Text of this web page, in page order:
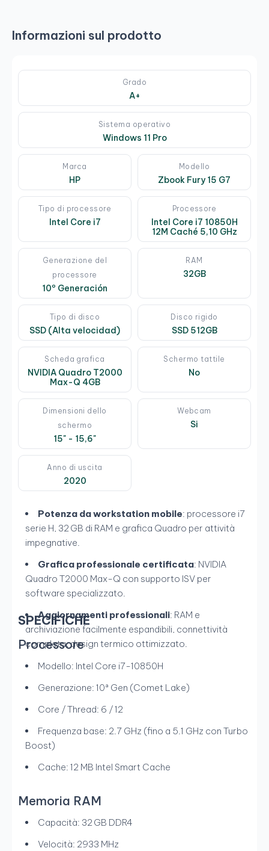
Informazioni sul prodotto
Grado
A+
Sistema operativo
Windows 11 Pro
Marca
HP
Modello
Zbook Fury 15 G7
Tipo di processore
Intel Core i7
Processore
Intel Core i7 10850H
12M Caché 5,10 GHz
Generazione del
processore
10º Generación
RAM
32GB
Tipo di disco
SSD (Alta velocidad)
Disco rigido
SSD 512GB
Scheda grafica
NVIDIA Quadro T2000
Max-Q 4GB
Schermo tattile
No
Dimensioni dello
schermo
15" - 15,6"
Webcam
Si
Anno di uscita
2020
Potenza da workstation mobile: processore i7
serie H, 32 GB di RAM e grafica Quadro per attività
impegnative.
Grafica professionale certificata: NVIDIA
Quadro T2000 Max-Q con supporto ISV per
software specializzato.
Aggiornamenti professionali: RAM e
archiviazione facilmente espandibili, connettività
completa, design termico ottimizzato.
SPECIFICHE
Processore
Modello: Intel Core i7-10850H
Generazione: 10ª Gen (Comet Lake)
Core / Thread: 6 / 12
Frequenza base: 2.7 GHz (fino a 5.1 GHz con Turbo
Boost)
Cache: 12 MB Intel Smart Cache
Memoria RAM
Capacità: 32 GB DDR4
Velocità: 2933 MHz